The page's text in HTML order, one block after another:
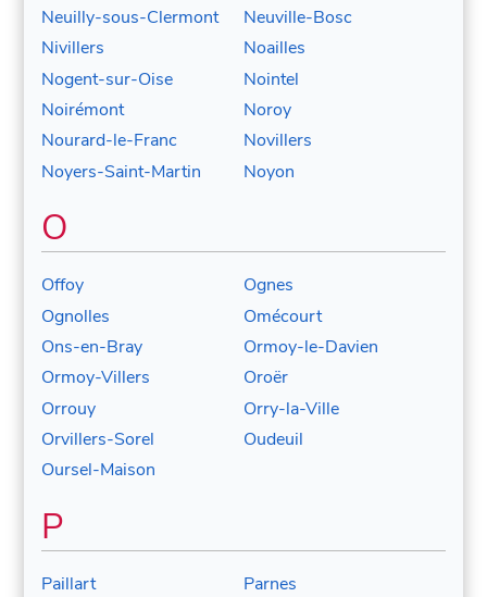
Neuilly-sous-Clermont
Neuville-Bosc
Nivillers
Noailles
Nogent-sur-Oise
Nointel
Noirémont
Noroy
Nourard-le-Franc
Novillers
Noyers-Saint-Martin
Noyon
O
Offoy
Ognes
Ognolles
Omécourt
Ons-en-Bray
Ormoy-le-Davien
Ormoy-Villers
Oroër
Orrouy
Orry-la-Ville
Orvillers-Sorel
Oudeuil
Oursel-Maison
P
Paillart
Parnes